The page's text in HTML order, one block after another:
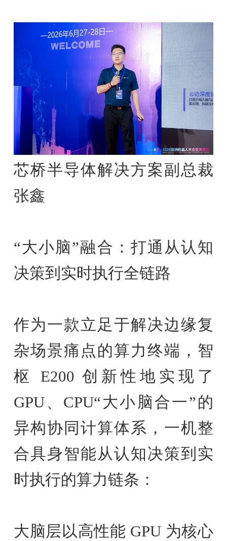
芯桥半导体解决方案副总裁
张鑫
“大小脑”融合：打通从认知
决策到实时执行全链路
作为一款立足于解决边缘复
杂场景痛点的算力终端，智
枢 E200 创新性地实现了
GPU、CPU“大小脑合一”的
异构协同计算体系，一机整
合具身智能从认知决策到实
时执行的算力链条：
大脑层以高性能 GPU 为核心